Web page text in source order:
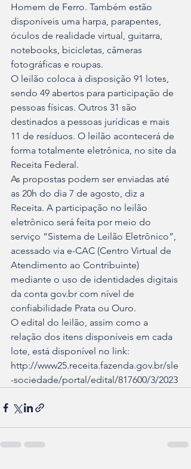
Homem de Ferro. Também estão
disponíveis uma harpa, parapentes,
óculos de realidade virtual, guitarra,
notebooks, bicicletas, câmeras
fotográficas e roupas.
O leilão coloca à disposição 91 lotes,
sendo 49 abertos para participação de
pessoas físicas. Outros 31 são
destinados a pessoas jurídicas e mais
11 de resíduos. O leilão acontecerá de
forma totalmente eletrônica, no site da
Receita Federal.
As propostas podem ser enviadas até
as 20h do dia 7 de agosto, diz a
Receita. A participação no leilão
eletrônico será feita por meio do
serviço “Sistema de Leilão Eletrônico”,
acessado via e-CAC (Centro Virtual de
Atendimento ao Contribuinte)
mediante o uso de identidades digitais
da conta gov.br com nível de
confiabilidade Prata ou Ouro.
O edital do leilão, assim como a
relação dos itens disponíveis em cada
lote, está disponível no link:
http://www25.receita.fazenda.gov.br/sle
-sociedade/portal/edital/817600/3/2023